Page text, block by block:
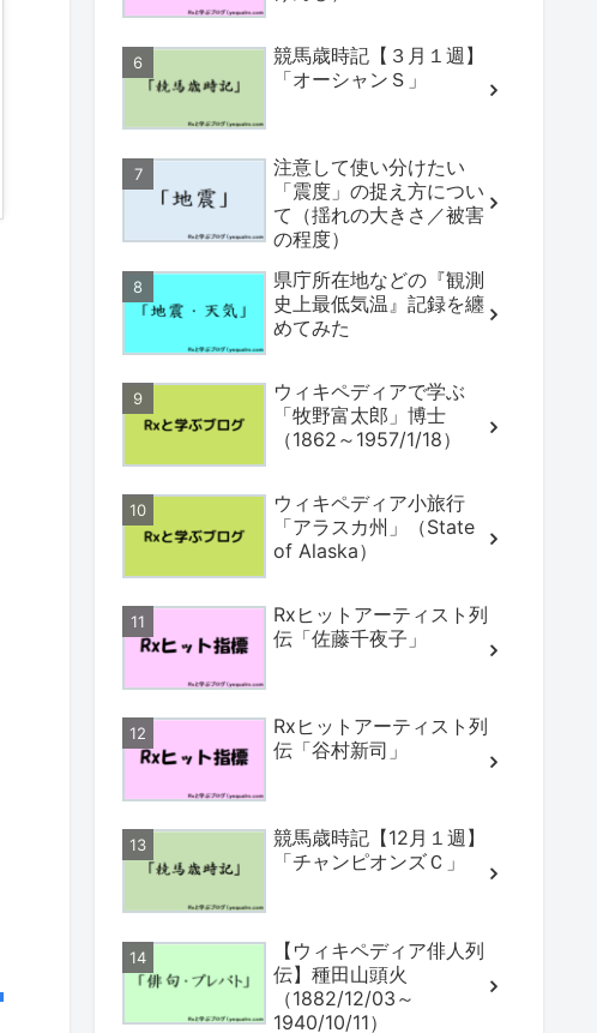
競馬歳時記【３月１週】
「オーシャンＳ」
注意して使い分けたい
「震度」の捉え方につい
て（揺れの大きさ／被害
の程度）
県庁所在地などの『観測
史上最低気温』記録を纏
めてみた
ウィキペディアで学ぶ
「牧野富太郎」博士
（1862～1957/1/18）
ウィキペディア小旅行
「アラスカ州」（State
of Alaska）
Rxヒットアーティスト列
伝「佐藤千夜子」
Rxヒットアーティスト列
伝「谷村新司」
競馬歳時記【12月１週】
「チャンピオンズＣ」
【ウィキペディア俳人列
伝】種田山頭火
（1882/12/03～
1940/10/11）